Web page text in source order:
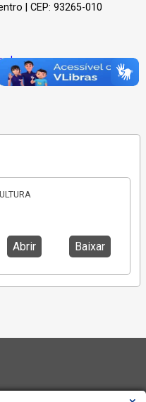
| CEP: 93265-010
das 8h às 12h e das 13h às
Abrir Baixar